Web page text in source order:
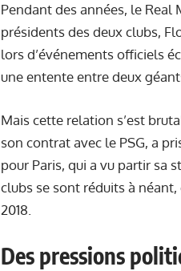
Pendant des années, le
présidents des deux clubs,
lors d’événements officiels
une entente entre deux
Mais cette relation s’est
son contrat avec le PSG, a
pour Paris, qui a vu partir sa
clubs se sont réduits à
2018.
Des pressions